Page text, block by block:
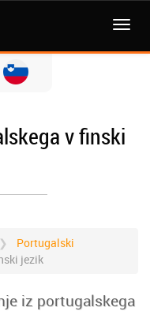
MENI
v finski
Portugalski
jezik
iz portugalskega